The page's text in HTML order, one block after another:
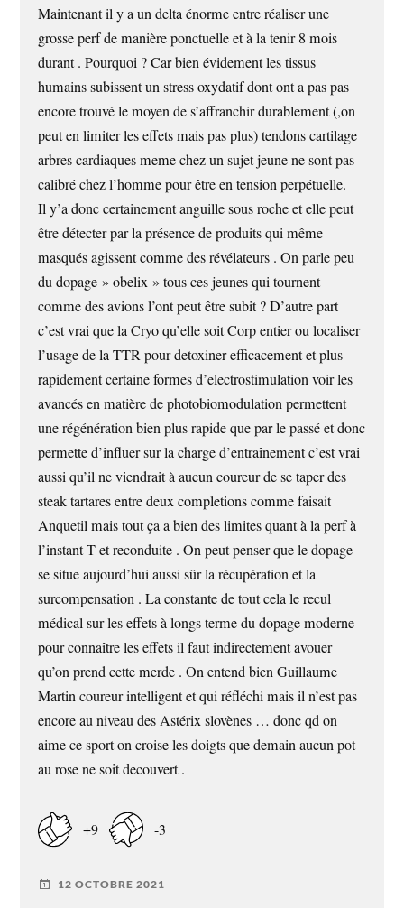
Maintenant il y a un delta énorme entre réaliser une
grosse perf de manière ponctuelle et à la tenir 8 mois
durant . Pourquoi ? Car bien évidement les tissus
humains subissent un stress oxydatif dont ont a pas pas
encore trouvé le moyen de s’affranchir durablement (,on
peut en limiter les effets mais pas plus) tendons cartilage
arbres cardiaques meme chez un sujet jeune ne sont pas
calibré chez l’homme pour être en tension perpétuelle.
Il y’a donc certainement anguille sous roche et elle peut
être détecter par la présence de produits qui même
masqués agissent comme des révélateurs . On parle peu
du dopage » obelix » tous ces jeunes qui tournent
comme des avions l’ont peut être subit ? D’autre part
c’est vrai que la Cryo qu’elle soit Corp entier ou localiser
l’usage de la TTR pour detoxiner efficacement et plus
rapidement certaine formes d’electrostimulation voir les
avancés en matière de photobiomodulation permettent
une régénération bien plus rapide que par le passé et donc
permette d’influer sur la charge d’entraînement c’est vrai
aussi qu’il ne viendrait à aucun coureur de se taper des
steak tartares entre deux completions comme faisait
Anquetil mais tout ça a bien des limites quant à la perf à
l’instant T et reconduite . On peut penser que le dopage
se situe aujourd’hui aussi sûr la récupération et la
surcompensation . La constante de tout cela le recul
médical sur les effets à longs terme du dopage moderne
pour connaître les effets il faut indirectement avouer
qu’on prend cette merde . On entend bien Guillaume
Martin coureur intelligent et qui réfléchi mais il n’est pas
encore au niveau des Astérix slovènes … donc qd on
aime ce sport on croise les doigts que demain aucun pot
au rose ne soit decouvert .
+9 -3
12 OCTOBRE 2021